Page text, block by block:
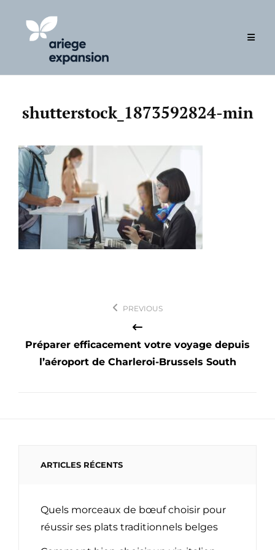
content
shutterstock_1873592824-min
l’article
PREVIOUS
Préparer efficacement votre voyage depuis
l’aéroport de Charleroi-Brussels South
ARTICLES RÉCENTS
Quels morceaux de bœuf choisir pour
réussir ses plats traditionnels belges